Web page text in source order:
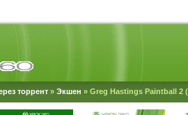
торрент » Экшен » Greg Hastings Paintball 2